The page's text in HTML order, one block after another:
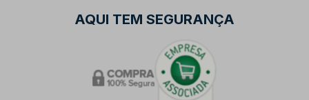
AQUI TEM SEGURANÇA